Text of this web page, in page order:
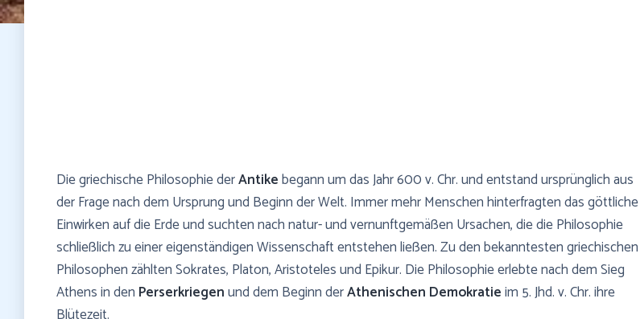
Die griechische Philosophie derAntikebegann um das Jahr 600 v. Chr. und entstand ursprünglich aus
der Frage nach dem Ursprung und Beginn der Welt. Immer mehr Menschen hinterfragten das göttliche
Einwirken auf die Erde und suchten nach natur- und vernunftgemäßen Ursachen, die die Philosophie
schließlich zu einer eigenständigen Wissenschaft entstehen ließen. Zu den bekanntesten griechischen
Philosophen zählten Sokrates, Platon, Aristoteles und Epikur. Die Philosophie erlebte nach dem Sieg
Athens in den Perserkriegenund dem Beginn derAthenischen Demokratieim 5. Jhd. v. Chr. ihre